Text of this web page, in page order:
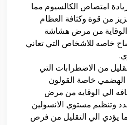
امتصاص الكالسيوم مما
من قوة وكثافة العظام
الوقاية من مرض هشاشة
خاصه للاشخاص التي تعاني
من الاضطرابات التي
خاصة القولون
الي الوقايه من مرض
وتنظيم مستوي الانسولين
يؤدي الي التقليل من فرص